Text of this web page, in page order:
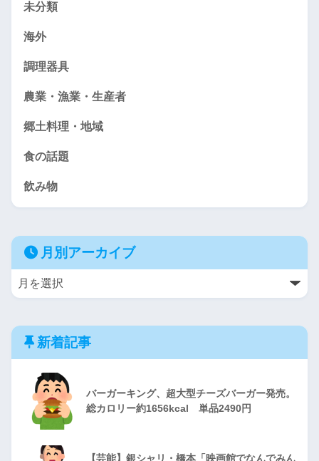
未分類
海外
調理器具
農業・漁業・生産者
郷土料理・地域
食の話題
飲み物
月別アーカイブ
新着記事
バーガーキング、超大型チーズバーガー発売。
総カロリー約1656kcal 単品2490円
【芸能】銀シャリ・橋本「映画館でなんでみん